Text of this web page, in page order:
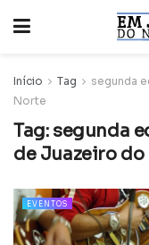
Início Tag
segunda
Norte
Tag: segunda
de Juazeiro
EVENTOS